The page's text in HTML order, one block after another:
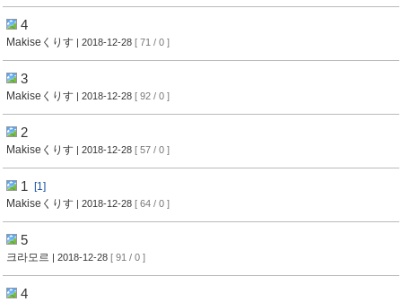
4
Makiseくりす | 2018-12-28 [ 71 / 0 ]
3
Makiseくりす | 2018-12-28 [ 92 / 0 ]
2
Makiseくりす | 2018-12-28 [ 57 / 0 ]
1
[1]
Makiseくりす | 2018-12-28 [ 64 / 0 ]
5
크라모르 | 2018-12-28 [ 91 / 0 ]
4